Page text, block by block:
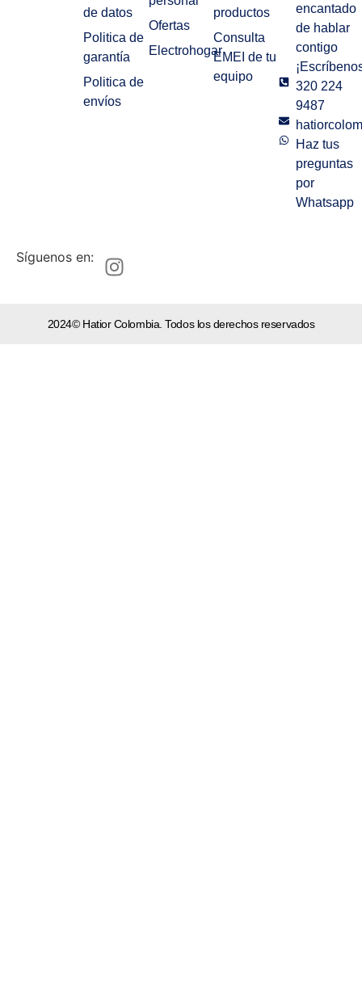
de datos
Politica de
garantía
Politica de
envíos
Ofertas
Electrohogar
productos
Consulta
EMEI de tu
equipo
encantado
de hablar
contigo
320 224
9487
Haz tus
preguntas
por
Whatsapp
Síguenos en:
2024© Hatior Colombia. Todos los derechos reservados